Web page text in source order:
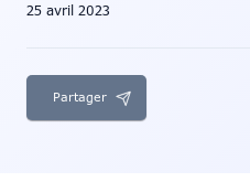
25 avril 2023
Partager